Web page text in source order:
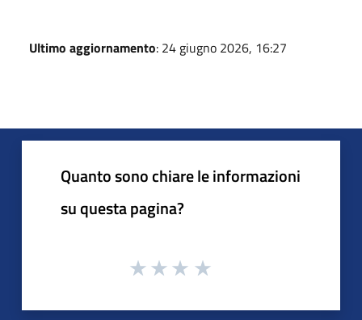
Ultimo aggiornamento: 24 giugno 2026, 16:27
Quanto sono chiare le informazioni
su questa pagina?